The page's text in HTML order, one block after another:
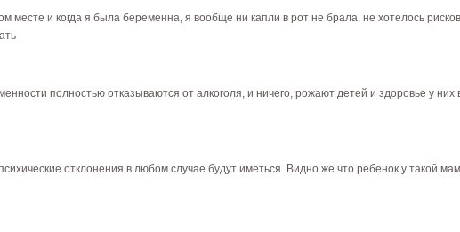
месте и когда я была беременна, я вообще ни капли в рот не брала. не хотелось
полностью отказываются от алкоголя, и ничего, рожают детей и здоровье у них
отклонения в любом случае будут иметься. Видно же что ребенок у такой